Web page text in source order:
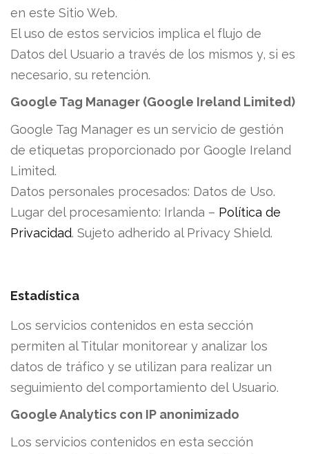
en este Sitio Web.
El uso de estos servicios implica el flujo de
Datos del Usuario a través de los mismos y, si es
necesario, su retención.
Google Tag Manager (Google Ireland Limited)
Google Tag Manager es un servicio de gestión
de etiquetas proporcionado por Google Ireland
Limited.
Datos personales procesados: Datos de Uso.
Lugar del procesamiento: Irlanda – Política de
Privacidad. Sujeto adherido al Privacy Shield.
Estadística
Los servicios contenidos en esta sección
permiten al Titular monitorear y analizar los
datos de tráfico y se utilizan para realizar un
seguimiento del comportamiento del Usuario.
Google Analytics con IP anonimizado
Los servicios contenidos en esta sección